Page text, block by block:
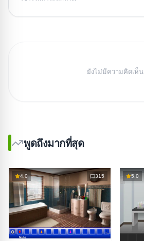
ยังไม่มีความคิดเห็น
พูดถึงมากที่สุด
4.0 315 5.0